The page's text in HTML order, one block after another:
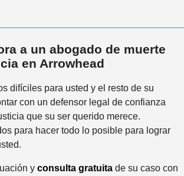
a un abogado de muerte
en Arrowhead
difíciles para usted y el resto de su
con un defensor legal de confianza
que su ser querido merece.
para hacer todo lo posible para lograr
y consulta gratuitade su caso con